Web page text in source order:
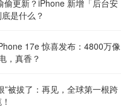
偷更新？iPhone 新增「后台安
是什么？
17e 惊喜发布：4800万像
，真香？
”被拔了：再见，全球第一根跨